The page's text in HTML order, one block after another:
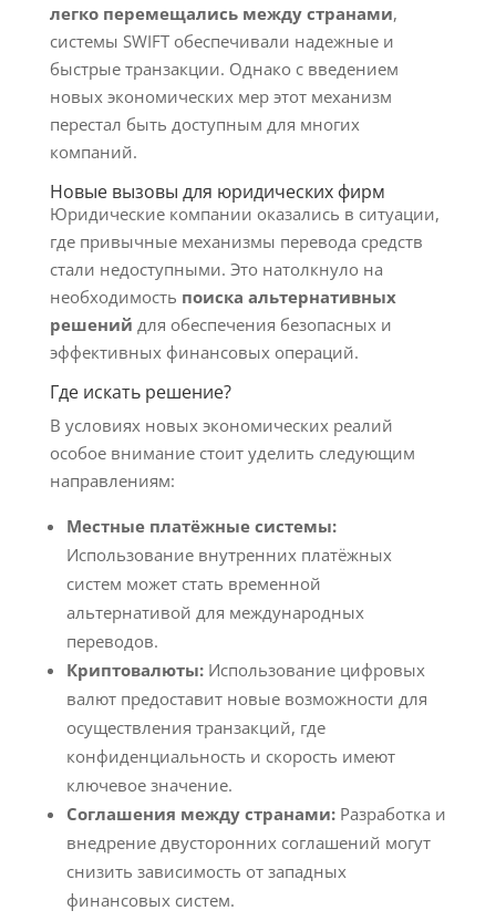
легко перемещались между странами,
системы SWIFT обеспечивали надежные и
быстрые транзакции. Однако с введением
новых экономических мер этот механизм
перестал быть доступным для многих
компаний.
Новые вызовы для юридических фирм
Юридические компании оказались в ситуации,
где привычные механизмы перевода средств
стали недоступными. Это натолкнуло на
необходимость поиска альтернативных
решений для обеспечения безопасных и
эффективных финансовых операций.
Где искать решение?
В условиях новых экономических реалий
особое внимание стоит уделить следующим
направлениям:
Местные платёжные системы:
Использование внутренних платёжных
систем может стать временной
альтернативой для международных
переводов.
Криптовалюты:Использование цифровых
валют предоставит новые возможности для
осуществления транзакций, где
конфиденциальность и скорость имеют
ключевое значение.
Соглашения между странами:Разработка и
внедрение двусторонних соглашений могут
снизить зависимость от западных
финансовых систем.